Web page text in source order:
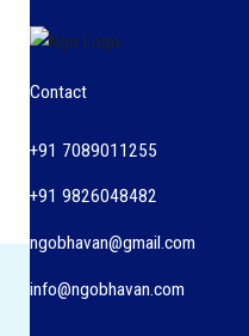
Contact
+91 7089011255
+91 9826048482
ngobhavan@gmail.com
info@ngobhavan.com